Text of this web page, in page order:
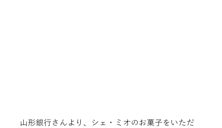
山形銀行さんより、シェ・ミオのお菓子をいただ